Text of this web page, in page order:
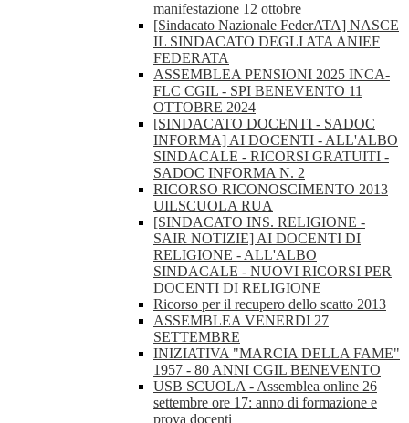
manifestazione 12 ottobre
[Sindacato Nazionale FederATA] NASCE
IL SINDACATO DEGLI ATA ANIEF
FEDERATA
ASSEMBLEA PENSIONI 2025 INCA-
FLC CGIL - SPI BENEVENTO 11
OTTOBRE 2024
[SINDACATO DOCENTI - SADOC
INFORMA] AI DOCENTI - ALL'ALBO
SINDACALE - RICORSI GRATUITI -
SADOC INFORMA N. 2
RICORSO RICONOSCIMENTO 2013
UILSCUOLA RUA
[SINDACATO INS. RELIGIONE -
SAIR NOTIZIE] AI DOCENTI DI
RELIGIONE - ALL'ALBO
SINDACALE - NUOVI RICORSI PER
DOCENTI DI RELIGIONE
Ricorso per il recupero dello scatto 2013
ASSEMBLEA VENERDI 27
SETTEMBRE
INIZIATIVA "MARCIA DELLA FAME"
1957 - 80 ANNI CGIL BENEVENTO
USB SCUOLA - Assemblea online 26
settembre ore 17: anno di formazione e
prova docenti